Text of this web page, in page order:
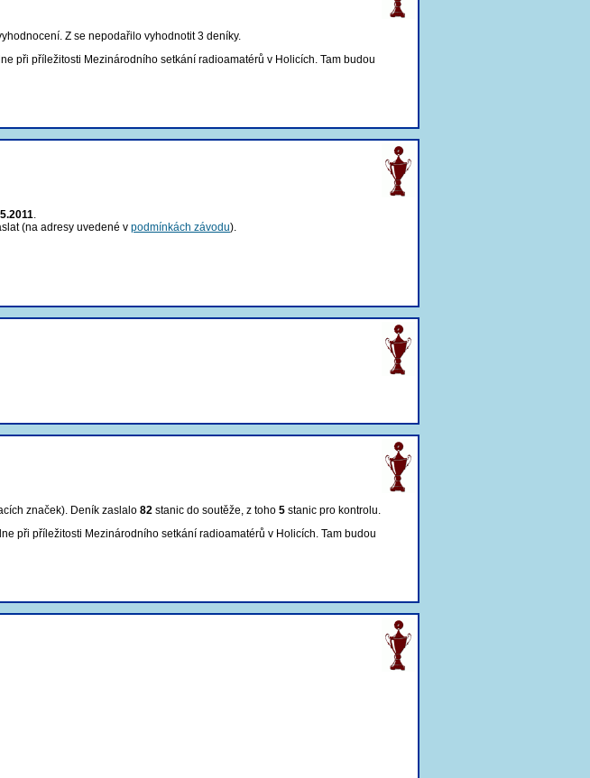
Z se nepodařilo vyhodnotit 3 deníky.
při příležitosti Mezinárodního setkání radioamatérů v Holicích. Tam budou
.
(na adresy uvedené v podmínkách závodu).
značek). Deník zaslalo 82 stanic do soutěže, z toho 5 stanic pro kontrolu.
při příležitosti Mezinárodního setkání radioamatérů v Holicích. Tam budou